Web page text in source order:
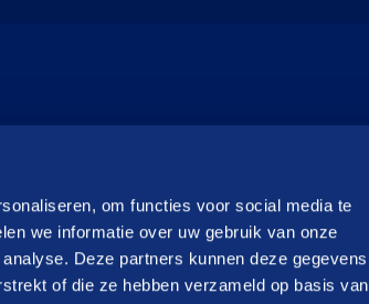
om functies voor social media te
we informatie over uw gebruik van onze
Deze partners kunnen deze gegevens
of die ze hebben verzameld op basis van